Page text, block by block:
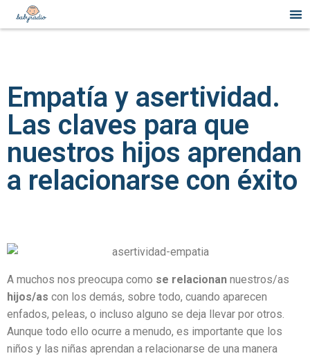
Empatía y asertividad.
Las claves para que
nuestros hijos aprendan
a relacionarse con éxito
A muchos nos preocupa como se relacionan nuestros/as
hijos/as con los demás, sobre todo, cuando aparecen
enfados, peleas, o incluso alguno se deja llevar por otros.
Aunque todo ello ocurre a menudo, es importante que los
niños y las niñas aprendan a relacionarse de una manera